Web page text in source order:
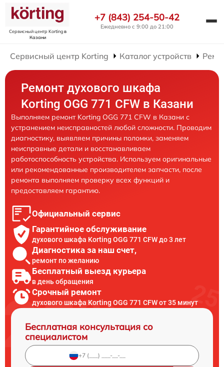
Сервисный центр Kortingв
Казани
+7 (843) 254-50-42
Ежедневно с 9:00 до 21:00
Сервисный центр Korting Каталог устройств
Ремонт духового шкафа
Korting OGG 771 CFW в Казани
Выполняем ремонт Korting OGG 771 CFW в Казани с
устранением неисправностей любой сложности. Проводим
диагностику, выявляем причины поломки, заменяем
неисправные детали и восстанавливаем
работоспособность устройства. Используем оригинальные
или рекомендованные производителем запчасти, после
ремонта выполняем проверку всех функций и
предоставляем гарантию.
Официальный сервис
Гарантийное обслуживание
духового шкафа Korting OGG 771 CFW до 3 лет
Диагностика за наш счет,
ремонт по желанию
Бесплатный выезд курьера
в день обращения
Срочный ремонт
духового шкафа Korting OGG 771 CFW от 35 минут
Бесплатная консультация со
специалистом